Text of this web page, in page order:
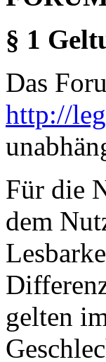
§ 1
Das
http://
Für die
dem
gelten